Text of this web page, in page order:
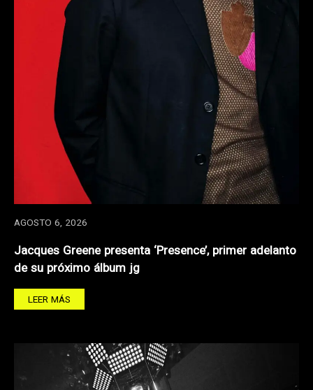
AGOSTO 6, 2026
Jacques Greene presenta ‘Presence’, primer adelanto
de su próximo álbum jg
LEER MÁS